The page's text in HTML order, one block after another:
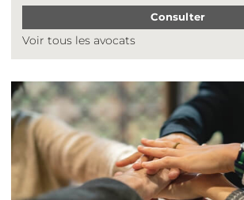
Consulter
Voir tous les avocats